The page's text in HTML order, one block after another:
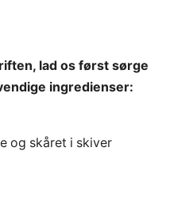
lad os først sørge
ingredienser:
og skåret i skiver